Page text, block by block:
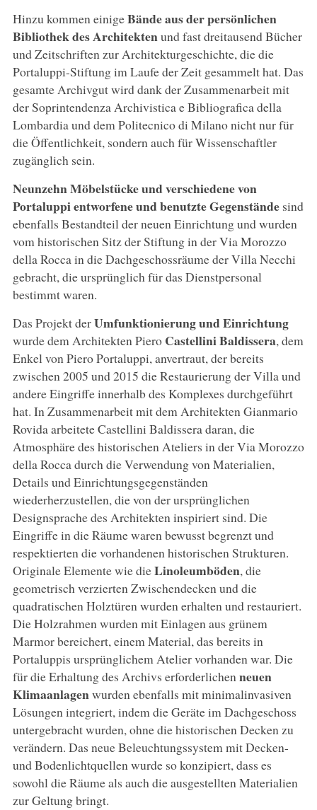
Hinzu kommen einigeBände aus der persönlichen
Bibliothek des Architektenund fast dreitausend Bücher
und Zeitschriften zur Architekturgeschichte, die die
Portaluppi-Stiftung im Laufe der Zeit gesammelt hat. Das
gesamte Archivgut wird dank der Zusammenarbeit mit
der Soprintendenza Archivistica e Bibliografica della
Lombardia und dem Politecnico di Milano nicht nur für
die Öffentlichkeit, sondern auch für Wissenschaftler
zugänglich sein.
Neunzehn Möbelstücke und verschiedene von
Portaluppi entworfene und benutzte Gegenständesind
ebenfalls Bestandteil der neuen Einrichtung und wurden
vom historischen Sitz der Stiftung in der Via Morozzo
della Rocca in die Dachgeschossräume der Villa Necchi
gebracht, die ursprünglich für das Dienstpersonal
bestimmt waren.
Das Projekt derUmfunktionierung und Einrichtung
wurde dem Architekten Piero Castellini Baldissera, dem
Enkel von Piero Portaluppi, anvertraut, der bereits
zwischen 2005 und 2015 die Restaurierung der Villa und
andere Eingriffe innerhalb des Komplexes durchgeführt
hat. In Zusammenarbeit mit dem Architekten Gianmario
Rovida arbeitete Castellini Baldissera daran, die
Atmosphäre des historischen Ateliers in der Via Morozzo
della Rocca durch die Verwendung von Materialien,
Details und Einrichtungsgegenständen
wiederherzustellen, die von der ursprünglichen
Designsprache des Architekten inspiriert sind. Die
Eingriffe in die Räume waren bewusst begrenzt und
respektierten die vorhandenen historischen Strukturen.
Originale Elemente wie dieLinoleumböden, die
geometrisch verzierten Zwischendecken und die
quadratischen Holztüren wurden erhalten und restauriert.
Die Holzrahmen wurden mit Einlagen aus grünem
Marmor bereichert, einem Material, das bereits in
Portaluppis ursprünglichem Atelier vorhanden war. Die
für die Erhaltung des Archivs erforderlichenneuen
Klimaanlagenwurden ebenfalls mit minimalinvasiven
Lösungen integriert, indem die Geräte im Dachgeschoss
untergebracht wurden, ohne die historischen Decken zu
verändern. Das neue Beleuchtungssystem mit Decken-
und Bodenlichtquellen wurde so konzipiert, dass es
sowohl die Räume als auch die ausgestellten Materialien
zur Geltung bringt.